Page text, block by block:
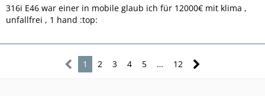
316i E46 war einer in mobile glaub ich für 12000€ mit klima ,
unfallfrei , 1 hand :top:
1 2 3 4 5 … 12